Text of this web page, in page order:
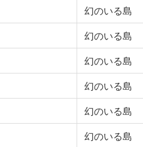
幻のいる島
幻のいる島
幻のいる島
幻のいる島
幻のいる島
幻のいる島